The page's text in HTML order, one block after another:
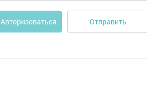
Авторизоваться Отправить